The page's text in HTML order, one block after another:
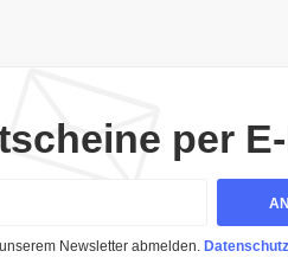
per
Newsletter abmelden. Datenschutz